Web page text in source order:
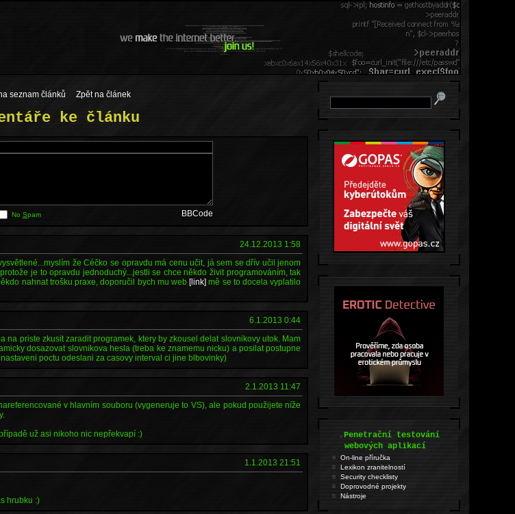
seznam článků Zpět na článek
ke článku
No Spam BBCode
24.12.2013 1:58
že Céčko se opravdu má cenu učit, já sem se dřív učil jenom
je to opravdu jednoduchý...jestli se chce někdo živit programováním, tak
nahnat trošku praxe, doporučil bych mu web [link] mě se to docela vyplatilo
6.1.2013 0:44
na priste zkusit zaradit programek, ktery by zkousel delat slovnikovy utok. Mam
dosazovat slovnikova hesla (treba ke znamemu nicku) a posilat postupne
poctu odeslani za casovy interval ci jine blbovinky)
2.1.2013 11:47
v hlavním souboru (vygeneruje to VS), ale pokud použijete níže
už asi nikoho nic nepřekvapí :)
1.1.2013 21:51
hrubku :)
.Penetrační testování
webových aplikací
On-line příručka
Lexikon zranitelností
Security checklisty
Doprovodné projekty
Nástroje